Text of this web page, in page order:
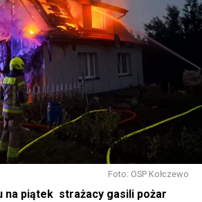
Foto: OSP Kołczewo
na piątek strażacy gasili pożar